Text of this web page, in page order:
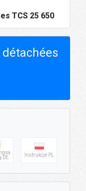
TCS 25 650
DE
Instrukcje PL